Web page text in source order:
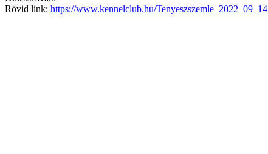
Rövid link: https://www.kennelclub.hu/Tenyeszszemle_2022_09_14